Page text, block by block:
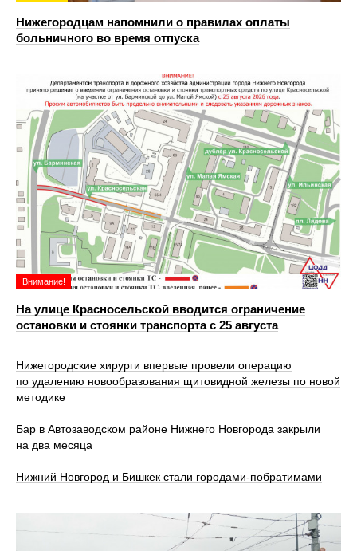
Нижегородцам напомнили о правилах оплаты
больничного во время отпуска
Внимание!
На улице Красносельской вводится ограничение
остановки и стоянки транспорта с 25 августа
Нижегородские хирурги впервые провели операцию
по удалению новообразования щитовидной железы по новой
методике
Бар в Автозаводском районе Нижнего Новгорода закрыли
на два месяца
Нижний Новгород и Бишкек стали городами-побратимами